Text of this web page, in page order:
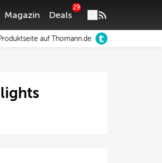
Magazin Deals
29
auf Thomann.de